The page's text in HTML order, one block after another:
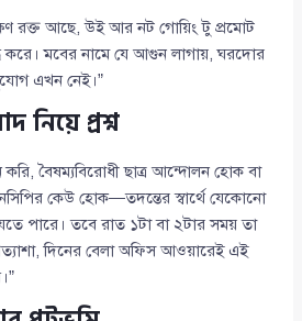
রক্ত আছে, উই আর নট গোয়িং টু প্রমোট
করে। মবের নামে যে আগুন লাগায়, ঘরদোর
এখন নেই।”
নিয়ে প্রশ্ন
বৈষম্যবিরোধী ছাত্র আন্দোলন হোক বা
কেউ হোক—তদন্তের স্বার্থে যেকোনো
পারে। তবে রাত ১টা বা ২টার সময় তা
দিনের বেলা অফিস আওয়ারেই এই